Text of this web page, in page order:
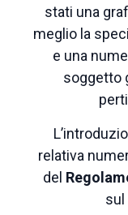
stati una
meglio la
e una
soggetto
relativa
del